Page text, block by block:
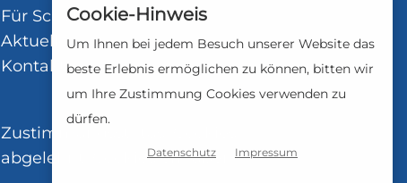
Für Schulen
Aktuelles
Kontakt
Zustimmungsstatus: Cookies
abgelehnt.
Cookies erlauben
Cookie-Hinweis
Um Ihnen bei jedem Besuch unserer Website das
beste Erlebnis ermöglichen zu können, bitten wir
um Ihre Zustimmung Cookies verwenden zu
dürfen.
Datenschutz Impressum